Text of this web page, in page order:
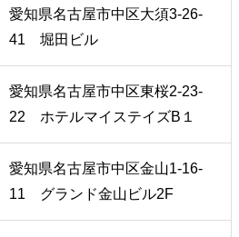
愛知県名古屋市中区大須3-26-
41 堀田ビル
愛知県名古屋市中区東桜2-23-
22 ホテルマイステイズB１
愛知県名古屋市中区金山1-16-
11 グランド金山ビル2F